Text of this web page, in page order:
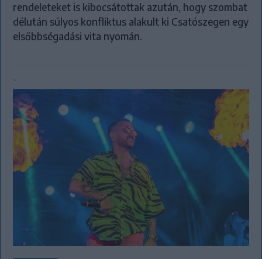
rendeleteket is kibocsátottak azután, hogy szombat
délután súlyos konfliktus alakult ki Csatószegen egy
elsőbbségadási vita nyomán.
`